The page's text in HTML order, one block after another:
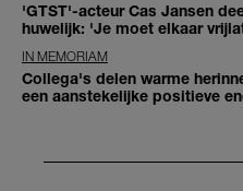
'GTST'-acteur Cas Jansen
huwelijk: 'Je moet elkaar
IN MEMORIAM
Collega's delen warme
een aanstekelijke positieve